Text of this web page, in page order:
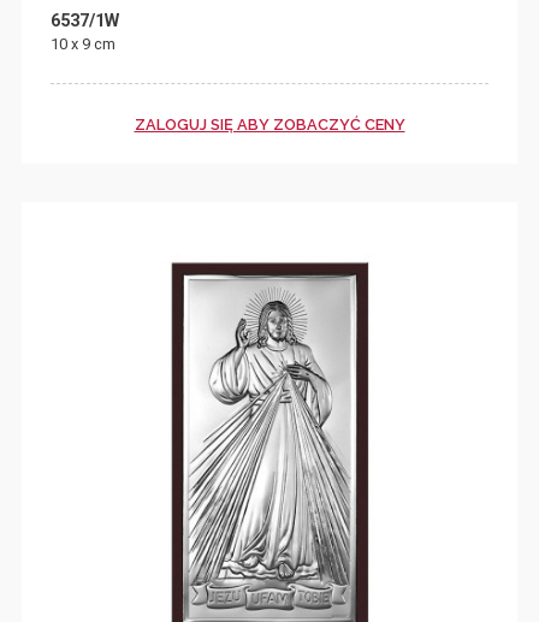
6537/1W
10 x 9 cm
ZALOGUJ SIĘ ABY ZOBACZYĆ CENY